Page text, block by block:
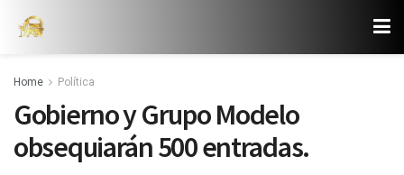
Home Política
Gobierno y Grupo Modelo
obsequiarán 500 entradas.